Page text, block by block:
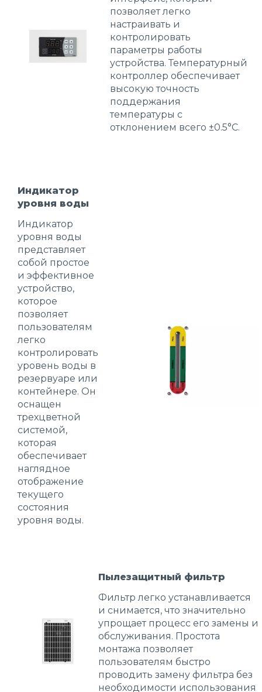
позволяет легко
настраивать и
контролировать
параметры работы
устройства. Температурный
контроллер обеспечивает
высокую точность
поддержания
температуры с
отклонением всего ±0.5°C.
Индикатор
уровня воды
Индикатор
уровня воды
представляет
собой простое
и эффективное
устройство,
которое
позволяет
пользователям
легко
контролировать
уровень воды в
резервуаре или
контейнере. Он
оснащен
трехцветной
системой,
которая
обеспечивает
наглядное
отображение
текущего
состояния
уровня воды.
Пылезащитный фильтр
Фильтр легко устанавливается
и снимается, что значительно
упрощает процесс его замены и
обслуживания. Простота
монтажа позволяет
пользователям быстро
проводить замену фильтра без
необходимости использования